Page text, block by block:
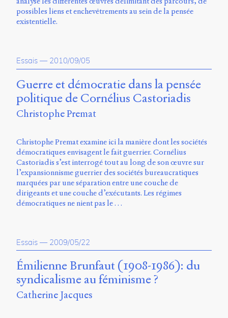
possibles liens et enchevêtrements au sein de la pensée
existentielle.
Essais — 2010/09/05
Guerre et démocratie dans la pensée
politique de Cornélius Castoriadis
Christophe Premat
Christophe Premat examine ici la manière dont les sociétés
démocratiques envisagent le fait guerrier. Cornélius
Castoriadis s’est interrogé tout au long de son œuvre sur
l’expansionnisme guerrier des sociétés bureaucratiques
marquées par une séparation entre une couche de
dirigeants et une couche d’exécutants. Les régimes
démocratiques ne nient pas le …
Essais — 2009/05/22
Émilienne Brunfaut (1908-1986): du
syndicalisme au féminisme ?
Catherine Jacques